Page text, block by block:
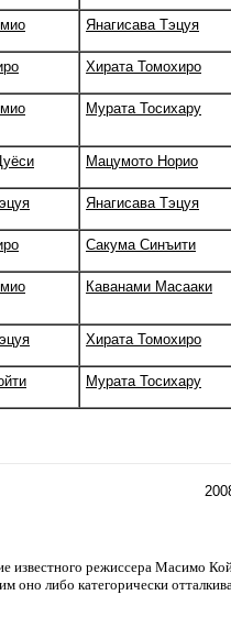
Янагисава Тэцуя
Хирата Томохиро
Мурата Тосихару
Мацумото Норио
Янагисава Тэцуя
Сакума Синъити
Каванами Масааки
Хирата Томохиро
Мурата Тосихару
известного режиссера Масимо
либо категорически